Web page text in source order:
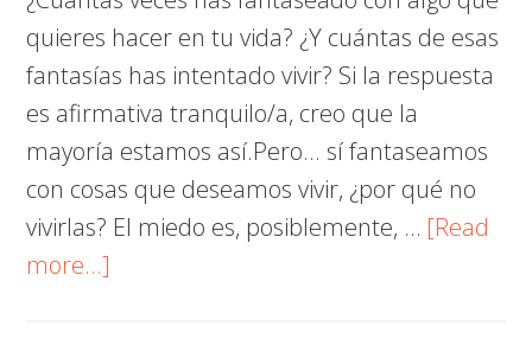
quieres hacer en tu vida? ¿Y cuántas de esas
fantasías has intentado vivir? Si la respuesta
es afirmativa tranquilo/a, creo que la
mayoría estamos así.Pero... sí fantaseamos
con cosas que deseamos vivir, ¿por qué no
vivirlas? El miedo es, posiblemente, … [Read
more...]